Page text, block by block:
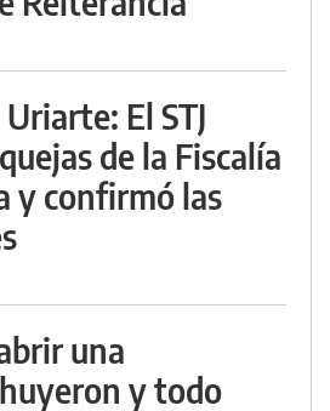
El STJ
de la Fiscalía
y confirmó las
una
y todo